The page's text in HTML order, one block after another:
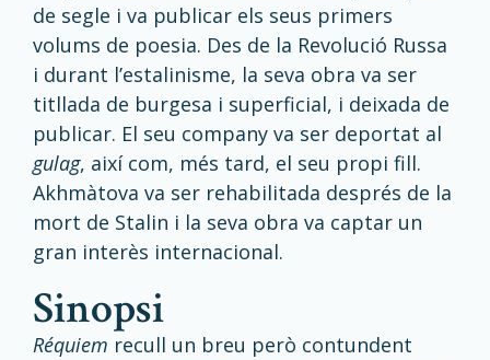
de segle i va publicar els seus primers
volums de poesia. Des de la Revolució Russa
i durant l’estalinisme, la seva obra va ser
titllada de burgesa i superficial, i deixada de
publicar. El seu company va ser deportat al
gulag, així com, més tard, el seu propi fill.
Akhmàtova va ser rehabilitada després de la
mort de Stalin i la seva obra va captar un
gran interès internacional.
sinopsi
Réquiem recull un breu però contundent